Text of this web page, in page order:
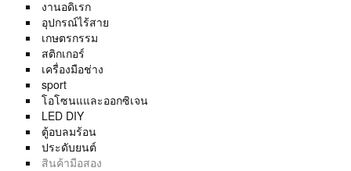
งานอดิเรก
อุปกรณ์ไร้สาย
เกษตรกรรม
สติกเกอร์
เครื่องมือช่าง
sport
โอโซนแและออกซิเจน
LED DIY
ตู้อบลมร้อน
ประดับยนต์
สินค้ามือสอง